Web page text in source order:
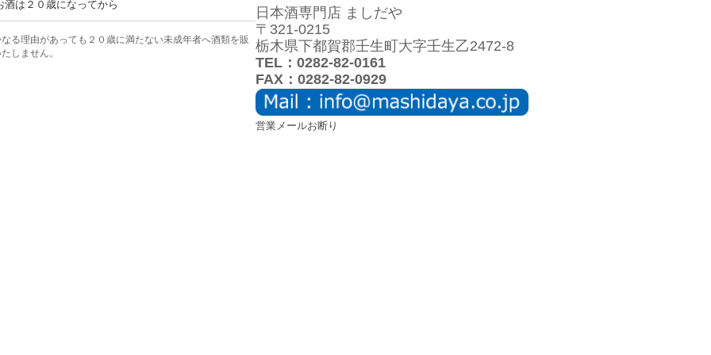
酒は２０歳になってから
る理由があっても２０歳に満たない未成年者へ酒類を販
しません。
日本酒専門店 ましだや
〒321-0215
栃木県下都賀郡壬生町大字壬生乙2472-8
TEL：0282-82-0161
FAX：0282-82-0929
営業メールお断り